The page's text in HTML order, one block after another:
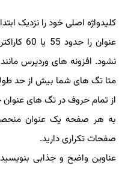
کلیدواژه اصلی خود را نزدیک
عنوان
متا تگ های شما بیش از حد
از تمام حروف در تگ های عنوان
به هر صفحه یک عنوان
صفحات تکراری دارید.
عناوین واضح و جذابی